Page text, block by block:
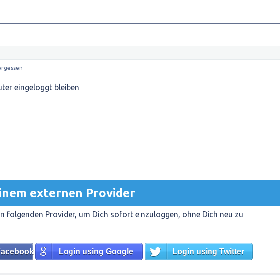
eingeloggt bleiben
externen Provider
folgenden Provider, um Dich sofort einzuloggen, ohne Dich neu zu
Login using Google Login using Twitter